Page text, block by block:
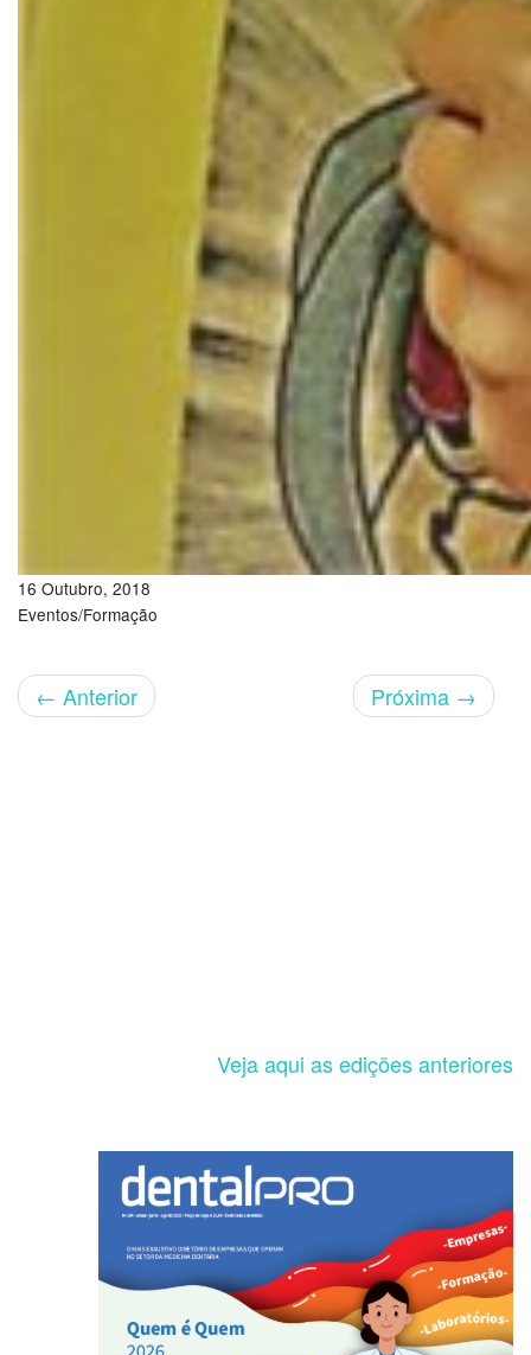
16 Outubro, 2018
Eventos/Formação
← Anterior Próxima →
Veja aqui as edições anteriores